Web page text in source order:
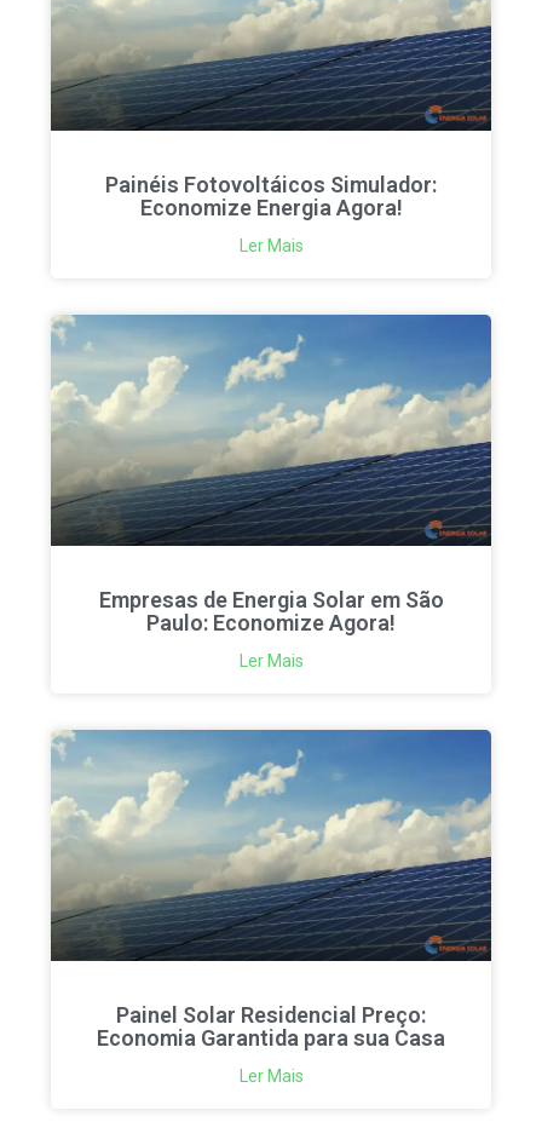
Painéis Fotovoltáicos Simulador:
Economize Energia Agora!
Ler Mais
Empresas de Energia Solar em São
Paulo: Economize Agora!
Ler Mais
Painel Solar Residencial Preço:
Economia Garantida para sua Casa
Ler Mais